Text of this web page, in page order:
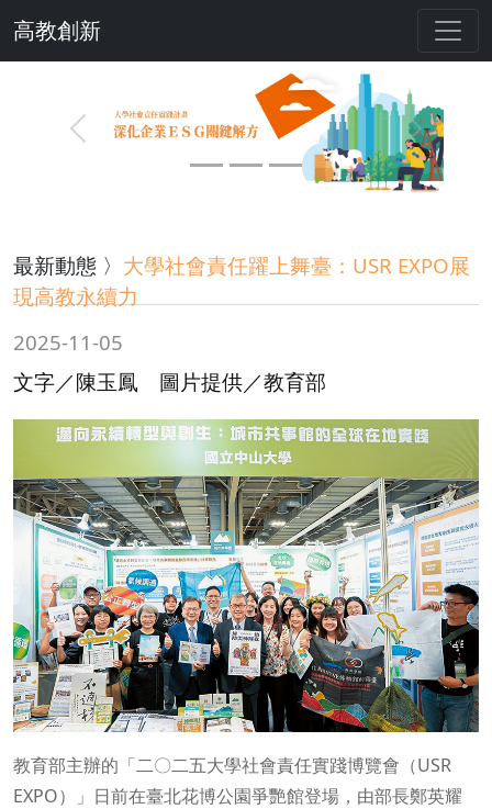
高教創新
Previous Next
最新動態 〉 大學社會責任躍上舞臺：USR EXPO展
現高教永續力
2025-11-05
文字／陳玉鳳 圖片提供／教育部
教育部主辦的「二〇二五大學社會責任實踐博覽會（USR
EXPO）」日前在臺北花博公園爭艷館登場，由部長鄭英耀